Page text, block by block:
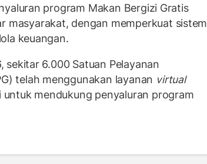
program Makan Bergizi Gratis
masyarakat, dengan memperkuat sistem
keuangan.
sekitar 6.000 Satuan Pelayanan
telah menggunakan layanan virtual
mendukung penyaluran program